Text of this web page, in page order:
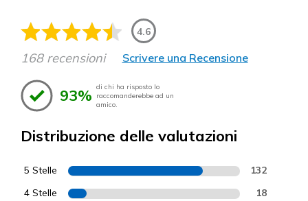
4.6
168 recensioni Scrivere una Recensione
93% di chi ha risposto lo
raccomanderebbe ad un
amico.
Distribuzione delle valutazioni
5 Stelle 132
4 Stelle 18